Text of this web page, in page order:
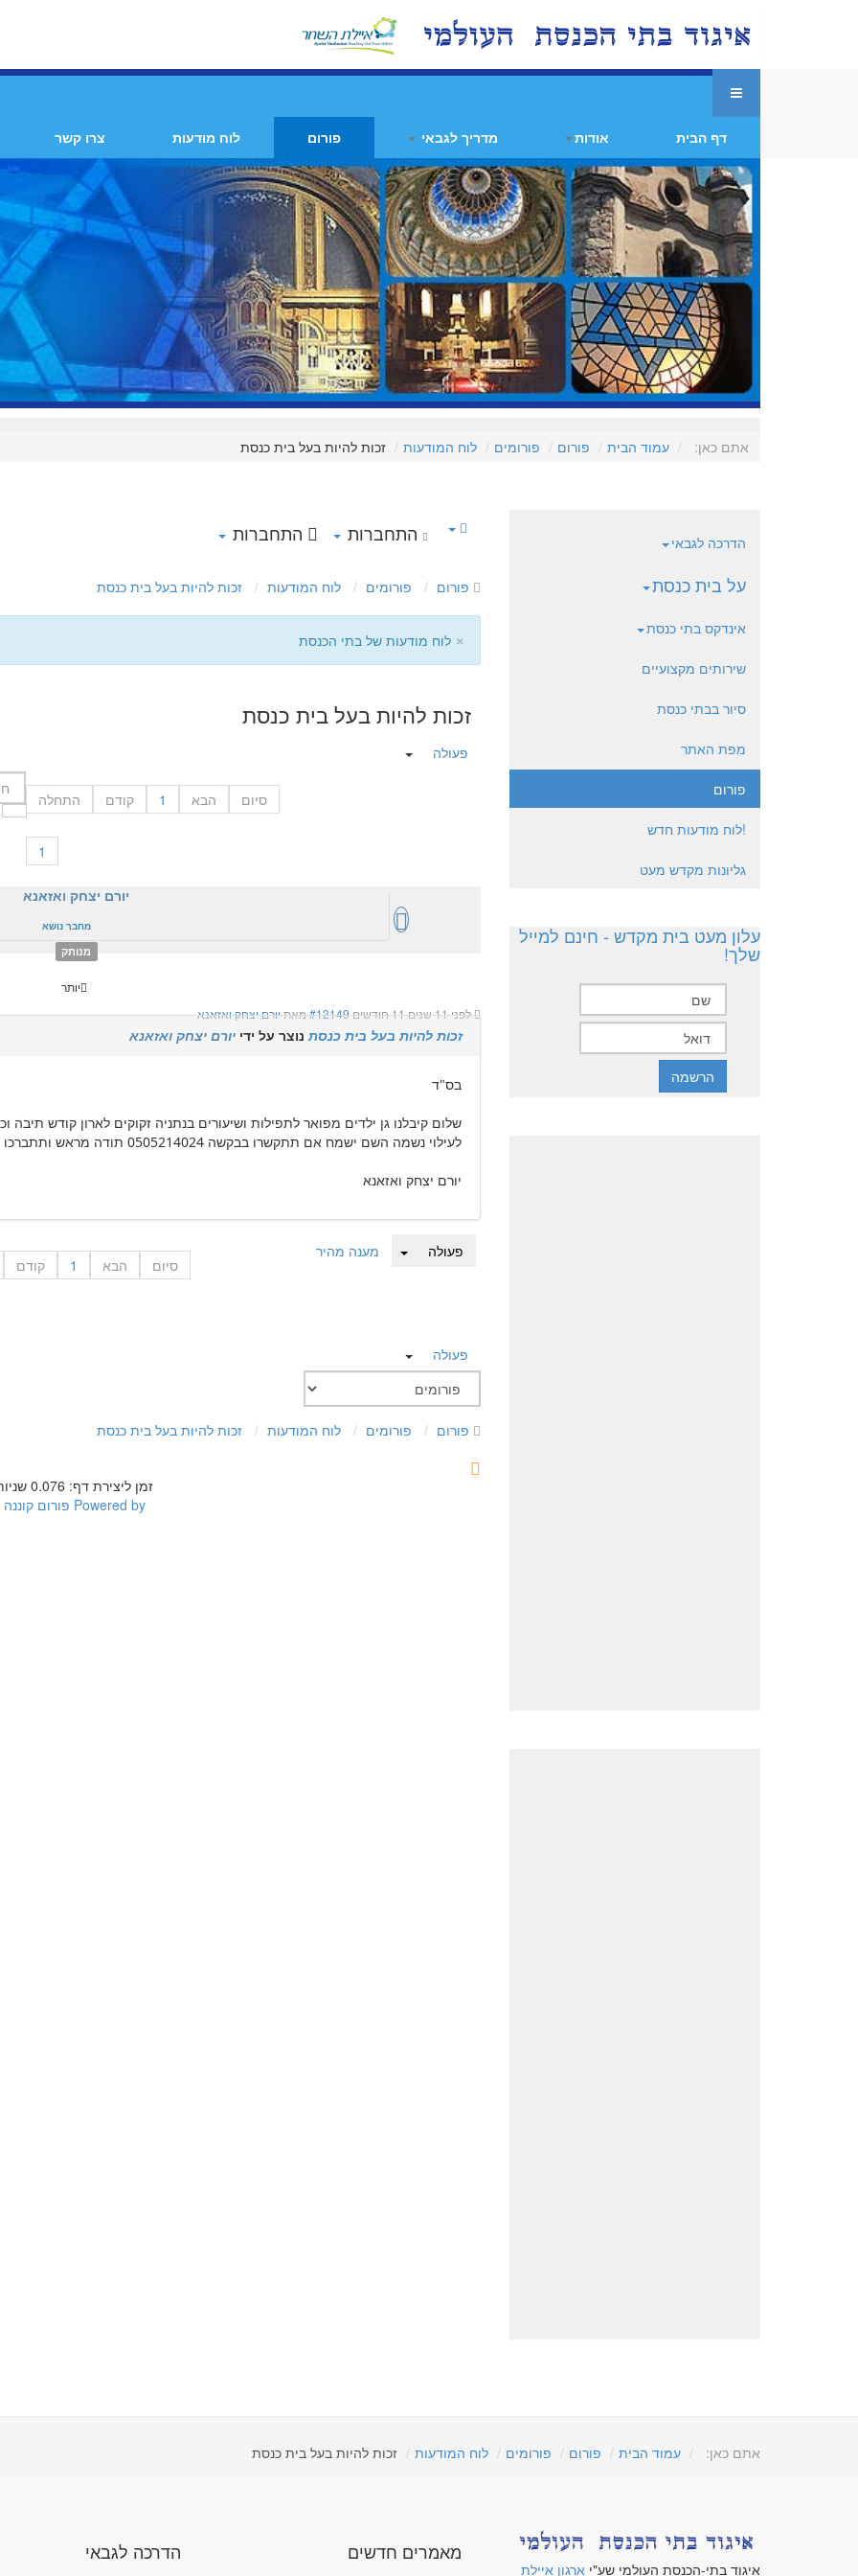
דף הבית אודות מדריך לגבאי פורום לוח מודעות צרו קשר
אתם כאן: עמוד הבית פורום פורומים לוח המודעות זכות להיות בעל בית כנסת
התחברות התחברות
פורום פורומים לוח המודעות זכות להיות בעל בית כנסת
× לוח מודעות של בתי הכנסת
זכות להיות בעל בית כנסת
פעולה
התחלה קודם 1 הבא סיום
1
יורם יצחק ואזאנא
מחבר נושא
מנותק
יותר
לפני 11 שנים 11 חודשים
#12149מאתיורם יצחק ואזאנא
זכות להיות בעל בית כנסתנוצר על ידייורם יצחק ואזאנא
בס"ד
שלום קיבלנו גן ילדים מפואר לתפילות ושיעורים בנתניה זקוקים לארון קודש
לעילוי נשמה השם ישמח אם תתקשרו בבקשה 0505214024 תודה מראש ותתברכו בכל הברכות הכתובות בתורה .
יורם יצחק ואזאנא
מענה מהיר פעולה
קודם 1 הבא סיום
פעולה
פורום פורומים לוח המודעות זכות להיות בעל בית כנסת
זמן ליצירת דף: 0.076 שניות
Powered by פורום קוננה
הדרכה לגבאי
על בית כנסת
אינדקס בתי כנסת
שירותים מקצועיים
סיור בבתי כנסת
מפת האתר
פורום
!לוח מודעות חדש
גליונות מקדש מעט
עלון מעט בית מקדש - חינם למייל
שלך!
אתם כאן: עמוד הבית פורום פורומים לוח המודעות זכות להיות בעל בית כנסת
איגוד בתי-הכנסת העולמי שע"י ארגון איילת
מאמרים חדשים הדרכה לגבאי